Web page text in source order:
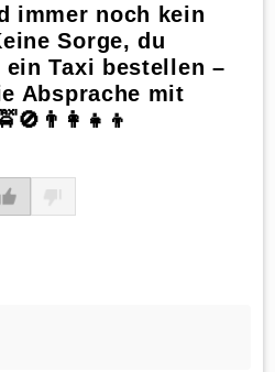
immer noch kein
Sorge, du
Taxi bestellen –
Absprache mit